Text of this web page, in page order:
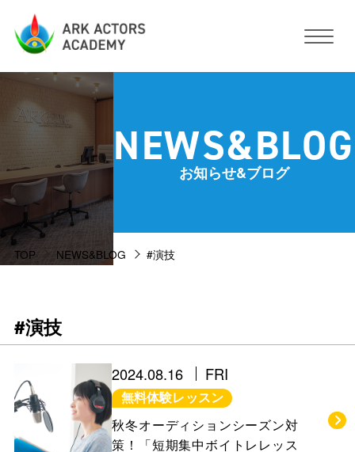
アークアクターズアカデミーについて
コース・予約方法・料金
活動サポート
講師紹介
お知らせ＆ブログ
会社概要
NEWS&BLOG
お知らせ&ブログ
TOP NEWS&BLOG #演技
#演技
2024.08.16 FRI
無料体験レッスン
秋冬オーディションシーズン対
策！「短期集中ボイトレレッス